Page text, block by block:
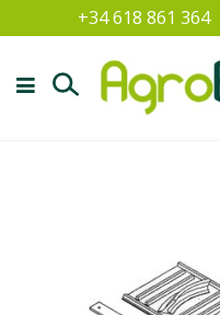
+34 618 861 364